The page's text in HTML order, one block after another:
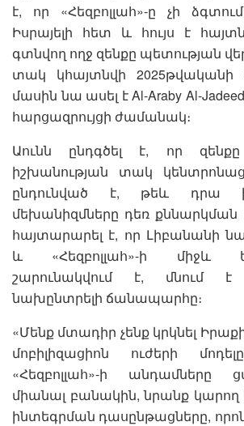
է, որ «Հեզբոլլահ»-ը չի
Իսրայելի հետ և հույս է
գտնվող ողջ զենքը պետության
տակ կհայտնվի 2025թվականի
մասին նա ասել է Al-Araby Al-
հարցազրույցի ժամանակ։
Աունն ընդգծել է, որ
իշխանության տակ
ընդունված է, թեև դրա
մեխանիզմները դեռ քննարկման
հայտարարել է, որ Լիբանանի
և «Հեզբոլլահ»-ի միջև
շարունակվում է, մնում է
նախընտրելի ճանապարհը։
«Մենք մտադիր չենք կրկնել
մոբիլիզացիոն ուժերի
«Հեզբոլլահ»-ի անդամները
միանալ բանակին, նրանք կարող
ինտեգրման դասընթացները,